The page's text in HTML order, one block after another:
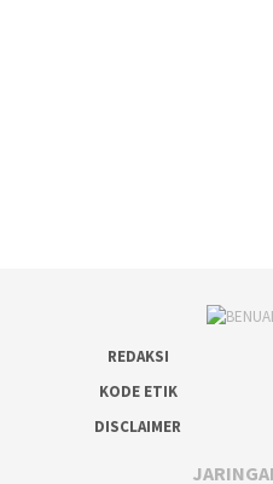
REDAKSI
KODE ETIK
DISCLAIMER